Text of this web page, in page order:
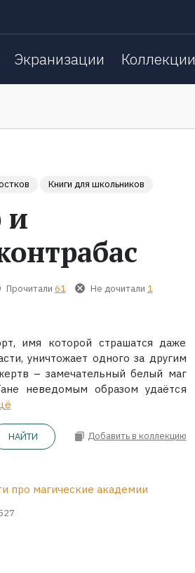
Экранизации Коллекции
Книги для школьников
и
Прочитали 61 Не дочитали 1
имя которой страшатся даже
уничтожает одного за другим
– замечательный белый маг
неведомым образом удаётся
НАЙТИ Добавить в коллекцию
про магические академии